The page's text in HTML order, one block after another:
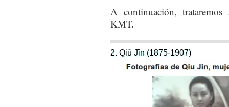
A continuación, trataremos
KMT.
2. Qiû Jǐn (1875-1907)